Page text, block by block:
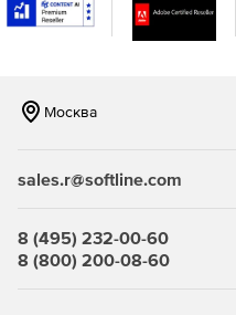
Москва
sales.r@softline.com
8 (495) 232-00-60
8 (800) 200-08-60